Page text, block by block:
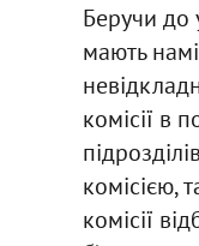
Беручи до
мають
комісії в
комісією,
комісії